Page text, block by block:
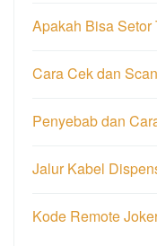
Apakah Bisa Setor
Cara Cek dan
Penyebab dan
Jalur Kabel
Kode Remote